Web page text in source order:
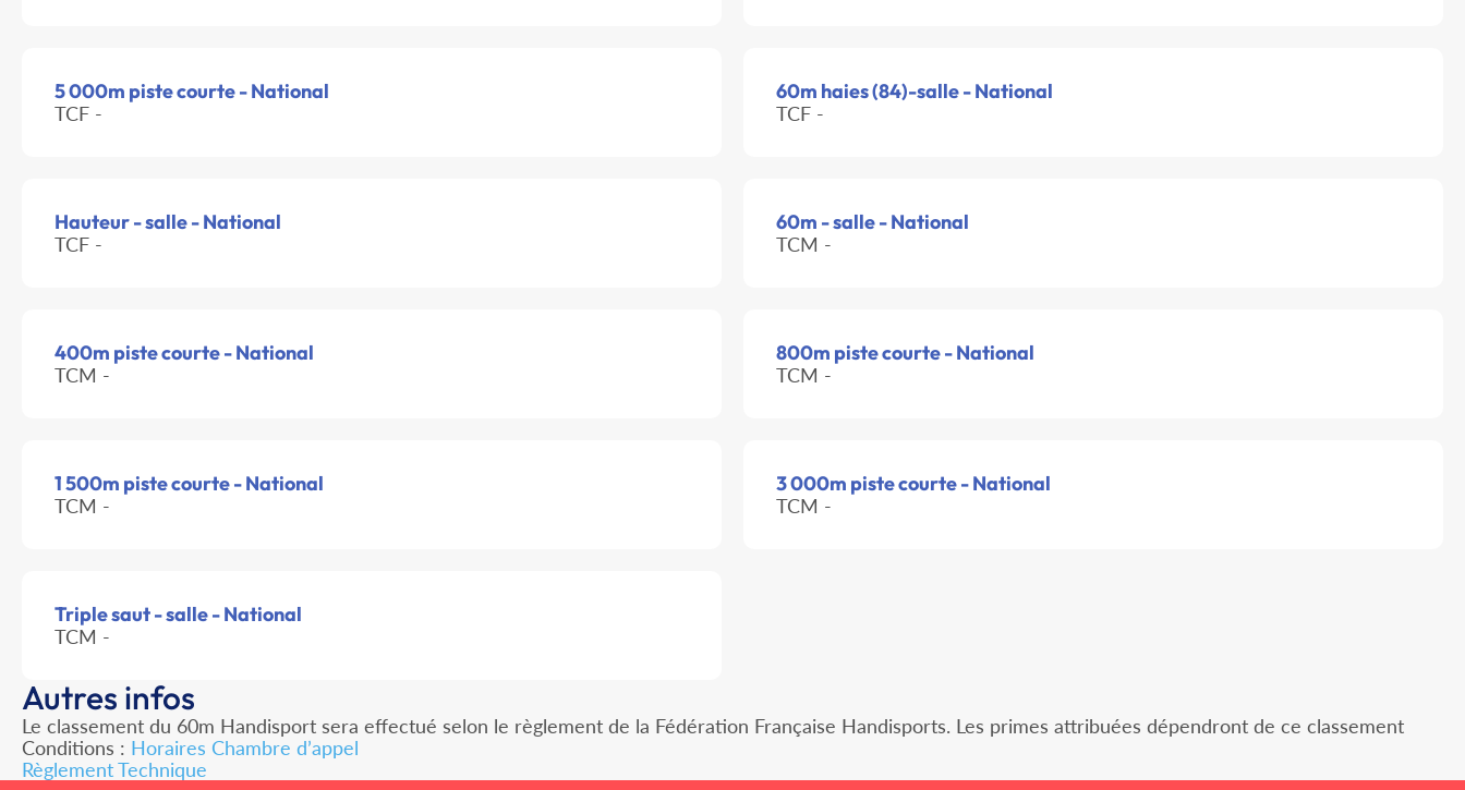
5 000m piste courte - National
TCF -
60m haies (84)-salle - National
TCF -
Hauteur - salle - National
TCF -
60m - salle - National
TCM -
400m piste courte - National
TCM -
800m piste courte - National
TCM -
1 500m piste courte - National
TCM -
3 000m piste courte - National
TCM -
Triple saut - salle - National
TCM -
Autres infos
Le classement du 60m Handisport sera effectué selon le règlement de la Fédération Française Handisports. Les primes attribuées dépendront de ce classement
Conditions : Horaires Chambre d’appel
Règlement Technique